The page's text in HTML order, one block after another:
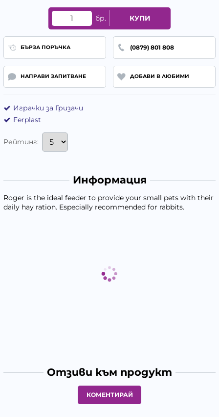
бр. КУПИ
БЪРЗА ПОРЪЧКА (0879) 801 808
НАПРАВИ ЗАПИТВАНЕ ДОБАВИ В ЛЮБИМИ
Играчки за Гризачи
Ferplast
Рейтинг:
Информация
Roger is the ideal feeder to provide your small pets with their
daily hay ration. Especially recommended for rabbits.
Отзиви към продукт
КОМЕНТИРАЙ